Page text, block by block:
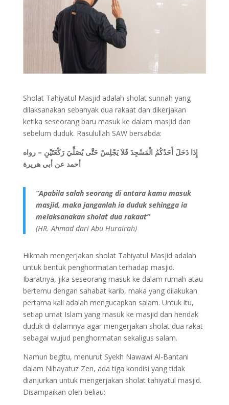
Sholat Tahiyatul Masjid adalah sholat sunnah yang
dilaksanakan sebanyak dua rakaat dan dikerjakan
ketika seseorang baru masuk ke dalam masjid dan
sebelum duduk. Rasulullah SAW bersabda:
إِذَا دَخَلَ أَحَدُكُمُ الْمَسْجِدَ فَلاَ يَجْلِسْ حَتَّى يُصَلِّيَ رَكْعَتَيْنِ –رواه
أحمد عن أبي هريرة
“Apabila salah seorang di antara kamu masuk
masjid, maka janganlah ia duduk sehingga ia
melaksanakan sholat dua rakaat”
(HR. Ahmad dari Abu Hurairah)
Hikmah mengerjakan sholat Tahiyatul Masjid adalah
untuk bentuk penghormatan terhadap masjid.
Ibaratnya, jika seseorang masuk ke dalam rumah atau
bertemu dengan sahabat karib, maka yang dilakukan
pertama kali adalah mengucapkan salam. Untuk itu,
setiap umat Islam yang masuk ke masjid dan hendak
duduk di dalamnya agar mengerjakan sholat dua rakat
sebagai wujud penghormatan sekaligus salam.
Namun begitu, menurut Syekh Nawawi Al-Bantani
dalam Nihayatuz Zen, ada tiga kondisi yang tidak
dianjurkan untuk mengerjakan sholat tahiyatul masjid.
Disampaikan oleh beliau: